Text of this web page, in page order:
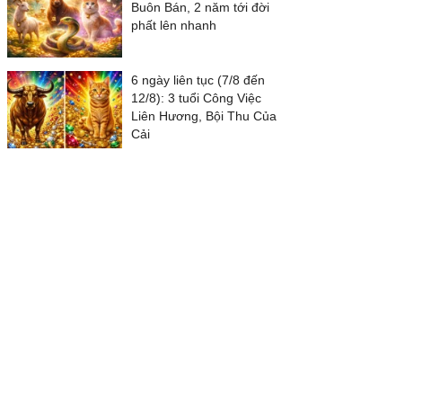
Buôn Bán, 2 năm tới đời
phất lên nhanh
6 ngày liên tục (7/8 đến
12/8): 3 tuổi Công Việc
Liên Hương, Bội Thu Của
Cải